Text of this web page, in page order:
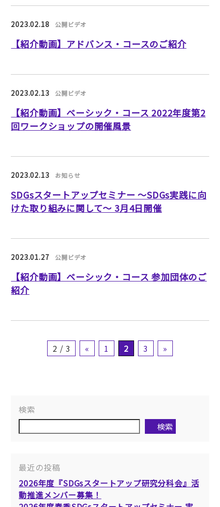
2023.02.18 公開ビデオ
【紹介動画】アドバンス・コースのご紹介
2023.02.13 公開ビデオ
【紹介動画】ベーシック・コース 2022年度第2
回ワークショップの開催風景
2023.02.13 お知らせ
SDGsスタートアップセミナー ～SDGs実践に向
けた取り組みに関して～ 3月4日開催
2023.01.27 公開ビデオ
【紹介動画】ベーシック・コース 参加団体のご
紹介
2 / 3 « 1 2 3 »
検索
検索
最近の投稿
2026年度『SDGsスタートアップ研究分科会』活
動推進メンバー募集！